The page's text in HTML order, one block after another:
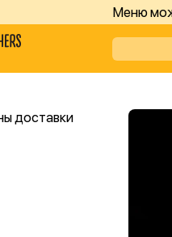
Меню
доставки